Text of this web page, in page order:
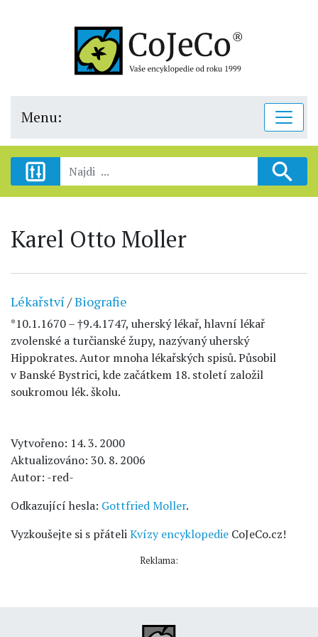
Menu:
Karel Otto Moller
Lékařství/Biografie
*10.1.1670 – †9.4.1747, uherský lékař, hlavní lékař
zvolenské a turčianské župy, nazývaný uherský
Hippokrates. Autor mnoha lékařských spisů. Působil
v Banské Bystrici, kde začátkem 18. století založil
soukromou lék. školu.
Vytvořeno: 14. 3. 2000
Aktualizováno: 30. 8. 2006
Autor: -red-
Odkazující hesla: Gottfried Moller.
Vyzkoušejte si s přáteliKvízy encyklopedie CoJeCo.cz!
Reklama: